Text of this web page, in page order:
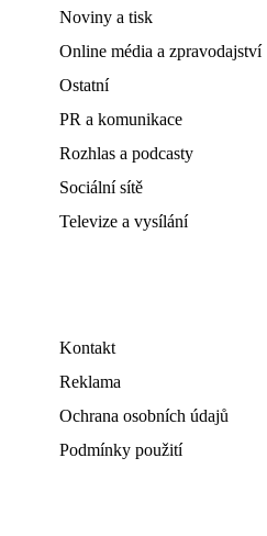
Noviny a tisk
Online média a zpravodajství
Ostatní
PR a komunikace
Rozhlas a podcasty
Sociální sítě
Televize a vysílání
Kontakt
Reklama
Ochrana osobních údajů
Podmínky použití